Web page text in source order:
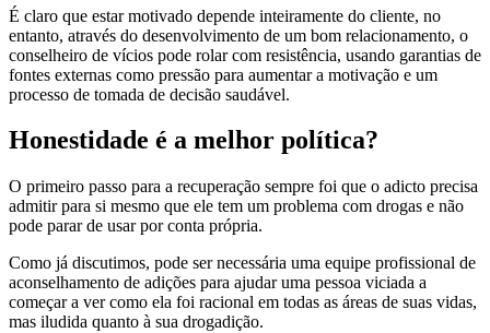
É claro que estar motivado depende inteiramente do cliente, no
entanto, através do desenvolvimento de um bom relacionamento, o
conselheiro de vícios pode rolar com resistência, usando garantias de
fontes externas como pressão para aumentar a motivação e um
processo de tomada de decisão saudável.
Honestidade é a melhor política?
O primeiro passo para a recuperação sempre foi que o adicto precisa
admitir para si mesmo que ele tem um problema com drogas e não
pode parar de usar por conta própria.
Como já discutimos, pode ser necessária uma equipe profissional de
aconselhamento de adições para ajudar uma pessoa viciada a
começar a ver como ela foi racional em todas as áreas de suas vidas,
mas iludida quanto à sua drogadição.